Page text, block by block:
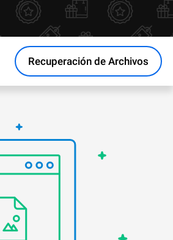
Recuperación de Archivos